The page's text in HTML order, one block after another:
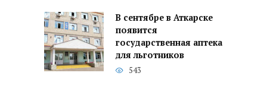
В сентябре в Аткарске
появится
государственная аптека
для льготников
543